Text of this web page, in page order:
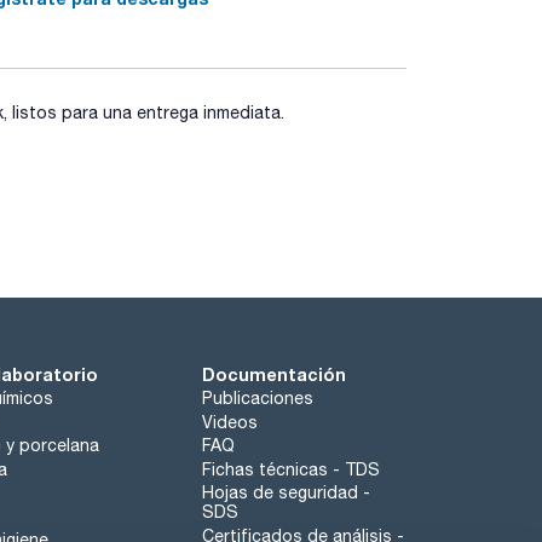
para una entrega inmediata.
y porcelana
Documentación
Publicaciones
Videos
FAQ
Fichas técnicas - TDS
Hojas de seguridad -
SDS
Certificados de análisis -